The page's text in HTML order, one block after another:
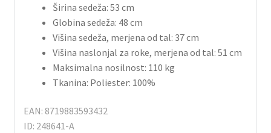
Širina sedeža: 53 cm
Globina sedeža: 48 cm
Višina sedeža, merjena od tal: 37 cm
Višina naslonjal za roke, merjena od tal: 51 cm
Maksimalna nosilnost: 110 kg
Tkanina: Poliester: 100%
EAN: 8719883593432
ID: 248641-A